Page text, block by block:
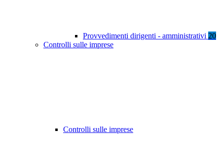
Provvedimenti dirigenti - amministrativi 20
Controlli sulle imprese
Controlli sulle imprese